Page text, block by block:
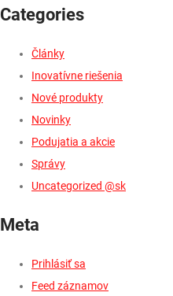
Categories
Články
Inovatívne riešenia
Nové produkty
Novinky
Podujatia a akcie
Správy
Uncategorized @sk
Meta
Prihlásiť sa
Feed záznamov